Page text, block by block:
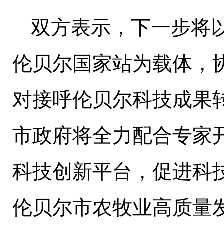
双方表示，下一步将
伦贝尔国家站为载体，
对接呼伦贝尔科技成果
市政府将全力配合专家
科技创新平台，促进科
伦贝尔市农牧业高质量